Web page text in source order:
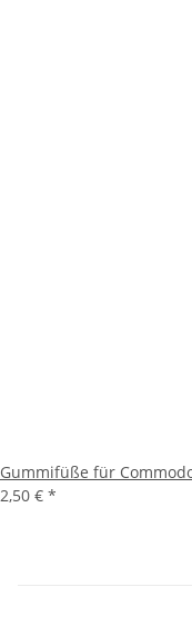
Gummifüße für
2,50 € *